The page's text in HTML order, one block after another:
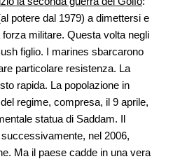
potere dal 1979) a dimettersi e
forza militare. Questa volta negli
figlio. I marines sbarcarono
particolare resistenza. La
rapida. La popolazione in
regime, compresa, il 9 aprile,
statua di Saddam. Il
nel 2006,
Ma il paese cadde in una vera